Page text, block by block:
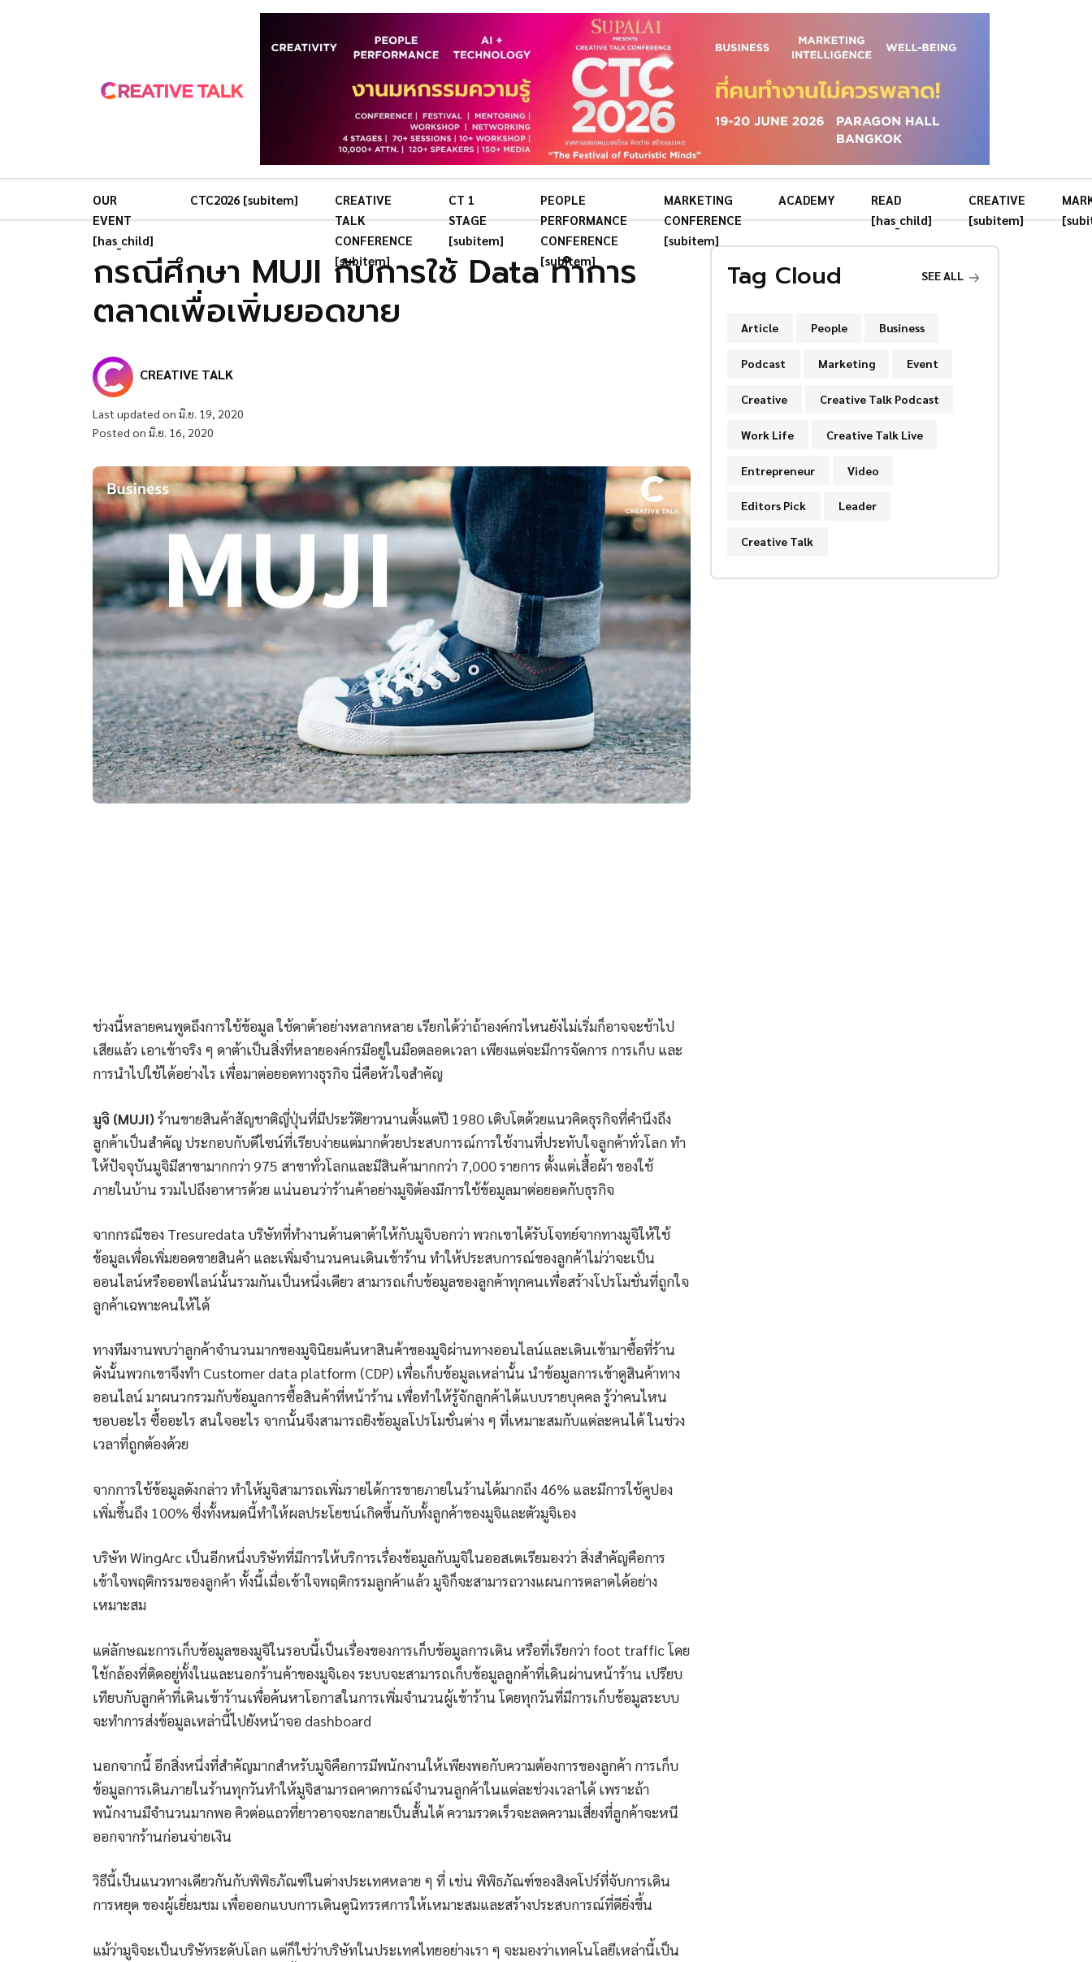
OUR
EVENT
[has_child]
CTC2026 [subitem]
CREATIVE
TALK
CONFERENCE
[subitem]
CT 1
STAGE
[subitem]
PEOPLE
PERFORMANCE
CONFERENCE
[subitem]
MARKETING
CONFERENCE
[subitem]
ACADEMY
READ
[has_child]
CREATIVE
[subitem]
กรณีศึกษา MUJI กับการใช้ Data ทำการ
ตลาดเพื่อเพิ่มยอดขาย
CREATIVE TALK
Last updated on มิ.ย. 19, 2020
Posted on มิ.ย. 16, 2020
ช่วงนี้หลายคนพูดถึงการใช้ข้อมูล ใช้ดาต้าอย่างหลากหลาย เรียกได้ว่าถ้าองค์กรไหนยังไม่เริ่มก็อาจจะช้าไป
เสียแล้ว เอาเข้าจริง ๆ ดาต้าเป็นสิ่งที่หลายองค์กรมีอยู่ในมือตลอดเวลา เพียงแต่จะมีการจัดการ การเก็บ และ
การนำไปใช้ได้อย่างไร เพื่อมาต่อยอดทางธุรกิจ นี่คือหัวใจสำคัญ
มูจิ (MUJI)ร้านขายสินค้าสัญชาติญี่ปุ่นที่มีประวัติยาวนานตั้งแต่ปี 1980 เติบโตด้วยแนวคิดธุรกิจที่คำนึงถึง
ลูกค้าเป็นสำคัญ ประกอบกับดีไซน์ที่เรียบง่ายแต่มากด้วยประสบการณ์การใช้งานที่ประทับใจลูกค้าทั่วโลก ทำ
ให้ปัจจุบันมูจิมีสาขามากกว่า 975 สาขาทั่วโลกและมีสินค้ามากกว่า 7,000 รายการ ตั้งแต่เสื้อผ้า ของใช้
ภายในบ้าน รวมไปถึงอาหารด้วย แน่นอนว่าร้านค้าอย่างมูจิต้องมีการใช้ข้อมูลมาต่อยอดกับธุรกิจ
จากกรณีของ Tresuredata บริษัทที่ทำงานด้านดาต้าให้กับมูจิบอกว่า พวกเขาได้รับโจทย์จากทางมูจิให้ใช้
ข้อมูลเพื่อเพิ่มยอดขายสินค้า และเพิ่มจำนวนคนเดินเข้าร้าน ทำให้ประสบการณ์ของลูกค้าไม่ว่าจะเป็น
ออนไลน์หรือออฟไลน์นั้นรวมกันเป็นหนึ่งเดียว สามารถเก็บข้อมูลของลูกค้าทุกคนเพื่อสร้างโปรโมชั่นที่ถูกใจ
ลูกค้าเฉพาะคนให้ได้
ทางทีมงานพบว่าลูกค้าจำนวนมากของมูจินิยมค้นหาสินค้าของมูจิผ่านทางออนไลน์และเดินเข้ามาซื้อที่ร้าน
ดังนั้นพวกเขาจึงทำ Customer data platform (CDP) เพื่อเก็บข้อมูลเหล่านั้น นำข้อมูลการเข้าดูสินค้าทาง
ออนไลน์ มาผนวกรวมกับข้อมูลการซื้อสินค้าที่หน้าร้าน เพื่อทำให้รู้จักลูกค้าได้แบบรายบุคคล รู้ว่าคนไหน
ชอบอะไร ซื้ออะไร สนใจอะไร จากนั้นจึงสามารถยิงข้อมูลโปรโมชั่นต่าง ๆ ที่เหมาะสมกับแต่ละคนได้ ในช่วง
เวลาที่ถูกต้องด้วย
จากการใช้ข้อมูลดังกล่าว ทำให้มูจิสามารถเพิ่มรายได้การขายภายในร้านได้มากถึง 46% และมีการใช้คูปอง
เพิ่มขึ้นถึง 100% ซึ่งทั้งหมดนี้ทำให้ผลประโยชน์เกิดขึ้นกับทั้งลูกค้าของมูจิและตัวมูจิเอง
บริษัท WingArc เป็นอีกหนึ่งบริษัทที่มีการให้บริการเรื่องข้อมูลกับมูจิในออสเตเรียมองว่า สิ่งสำคัญคือการ
เข้าใจพฤติกรรมของลูกค้า ทั้งนี้เมื่อเข้าใจพฤติกรรมลูกค้าแล้ว มูจิก็จะสามารถวางแผนการตลาดได้อย่าง
เหมาะสม
แต่ลักษณะการเก็บข้อมูลของมูจิในรอบนี้เป็นเรื่องของการเก็บข้อมูลการเดิน หรือที่เรียกว่า foot traffic โดย
ใช้กล้องที่ติดอยู่ทั้งในและนอกร้านค้าของมูจิเอง ระบบจะสามารถเก็บข้อมูลลูกค้าที่เดินผ่านหน้าร้าน เปรียบ
เทียบกับลูกค้าที่เดินเข้าร้านเพื่อค้นหาโอกาสในการเพิ่มจำนวนผู้เข้าร้าน โดยทุกวันที่มีการเก็บข้อมูลระบบ
จะทำการส่งข้อมูลเหล่านี้ไปยังหน้าจอ dashboard
นอกจากนี้ อีกสิ่งหนึ่งที่สำคัญมากสำหรับมูจิคือการมีพนักงานให้เพียงพอกับความต้องการของลูกค้า การเก็บ
ข้อมูลการเดินภายในร้านทุกวันทำให้มูจิสามารถคาดการณ์จำนวนลูกค้าในแต่ละช่วงเวลาได้ เพราะถ้า
พนักงานมีจำนวนมากพอ คิวต่อแถวที่ยาวอาจจะกลายเป็นสั้นได้ ความรวดเร็วจะลดความเสี่ยงที่ลูกค้าจะหนี
ออกจากร้านก่อนจ่ายเงิน
วิธีนี้เป็นแนวทางเดียวกันกับพิพิธภัณฑ์ในต่างประเทศหลาย ๆ ที่ เช่น พิพิธภัณฑ์ของสิงคโปร์ที่จับการเดิน
การหยุด ของผู้เยี่ยมชม เพื่อออกแบบการเดินดูนิทรรศการให้เหมาะสมและสร้างประสบการณ์ที่ดียิ่งขึ้น
แม้ว่ามูจิจะเป็นบริษัทระดับโลก แต่ก็ใช่ว่าบริษัทในประเทศไทยอย่างเรา ๆ จะมองว่าเทคโนโลยีเหล่านี้เป็น
Tag Cloud SEE ALL
Article People Business
Podcast Marketing Event
Creative Creative Talk Podcast
Work Life Creative Talk Live
Entrepreneur Video
Editors Pick Leader
Creative Talk